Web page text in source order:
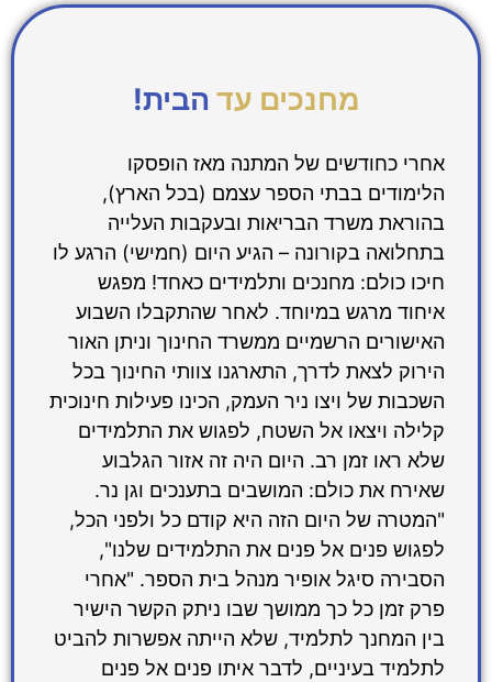
מחנכים עד הבית!
אחרי כחודשים של המתנה מאז הופסקו
הלימודים בבתי הספר עצמם (בכל הארץ),
בהוראת משרד הבריאות ובעקבות העלייה
בתחלואה בקורונה – הגיע היום (חמישי) הרגע לו
חיכו כולם: מחנכים ותלמידים כאחד! מפגש
איחוד מרגש במיוחד. לאחר שהתקבלו השבוע
האישורים הרשמיים ממשרד החינוך וניתן האור
הירוק לצאת לדרך, התארגנו צוותי החינוך בכל
השכבות של ויצו ניר העמק, הכינו פעילות חינוכית
קלילה ויצאו אל השטח, לפגוש את התלמידים
שלא ראו זמן רב. היום היה זה אזור הגלבוע
שאירח את כולם: המושבים בתענכים וגן נר.
"המטרה של היום הזה היא קודם כל ולפני הכל,
לפגוש פנים אל פנים את התלמידים שלנו",
הסבירה סיגל אופיר מנהל בית הספר. "אחרי
פרק זמן כל כך ממושך שבו ניתק הקשר הישיר
בין המחנך לתלמיד, שלא הייתה אפשרות להביט
לתלמיד בעיניים, לדבר איתו פנים אל פנים